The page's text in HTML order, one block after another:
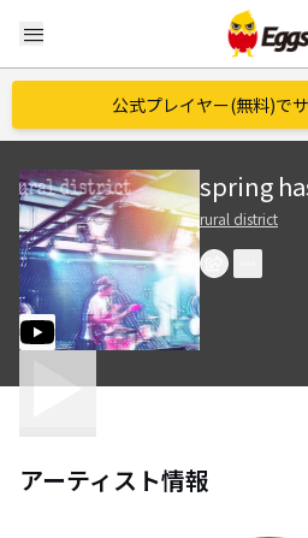
menu
公式プレイヤー(無料)で
spring
rural district
アーティスト情報